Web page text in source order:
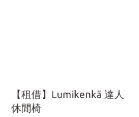
【租借】Lumikenkä 達人
休閒椅